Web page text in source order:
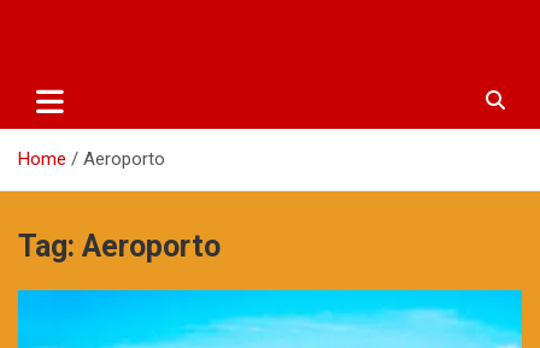
Home Aeroporto
Tag: Aeroporto